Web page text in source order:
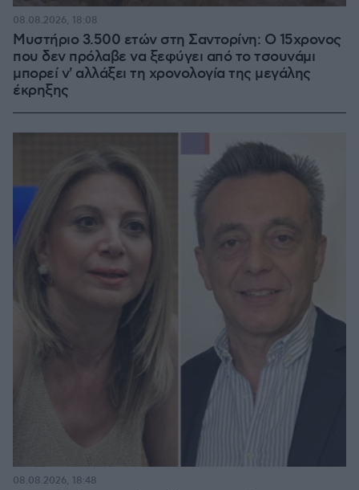
Μυστήριο 3.500 ετών στη Σαντορίνη: Ο 15χρονος
που δεν πρόλαβε να ξεφύγει από το τσουνάμι
μπορεί ν' αλλάξει τη χρονολογία της μεγάλης
έκρηξης
08.08.2026, 18:08
08.08.2026, 18:48